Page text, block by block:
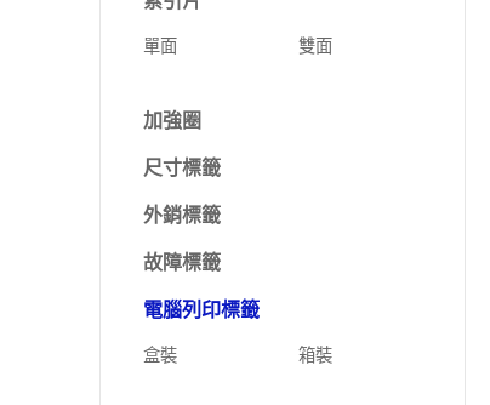
單面 雙面
加強圈
尺寸標籤
外銷標籤
故障標籤
電腦列印標籤
盒裝 箱裝